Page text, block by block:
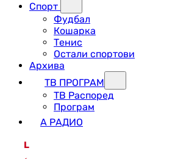
Спорт
Фудбал
Кошарка
Тенис
Остали спортови
Архива
ТВ ПРОГРАМ
ТВ Распоред
Програм
А РАДИО
L